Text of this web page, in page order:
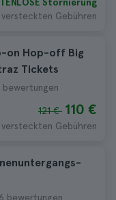
versteckten Gebühren
on Hop-off Big
Tickets
bewertungen
121 € 110 €
versteckten Gebühren
bewertungen